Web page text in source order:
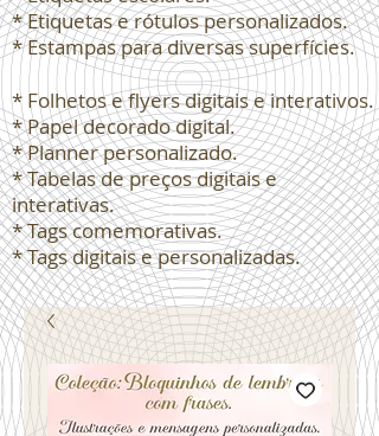
* Etiquetas e rótulos personalizados.
* Estampas para diversas superfícies.
* Folhetos e flyers digitais e interativos.
* Papel decorado digital.
* Planner personalizado.
* Tabelas de preços digitais e
interativas.
* Tags comemorativas.
* Tags digitais e personalizadas.